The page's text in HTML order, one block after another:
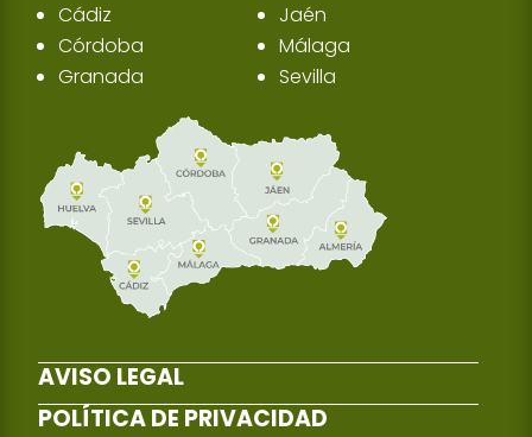
Cádiz
Córdoba
Granada
Jaén
Málaga
Sevilla
AVISO LEGAL
POLÍTICA DE PRIVACIDAD